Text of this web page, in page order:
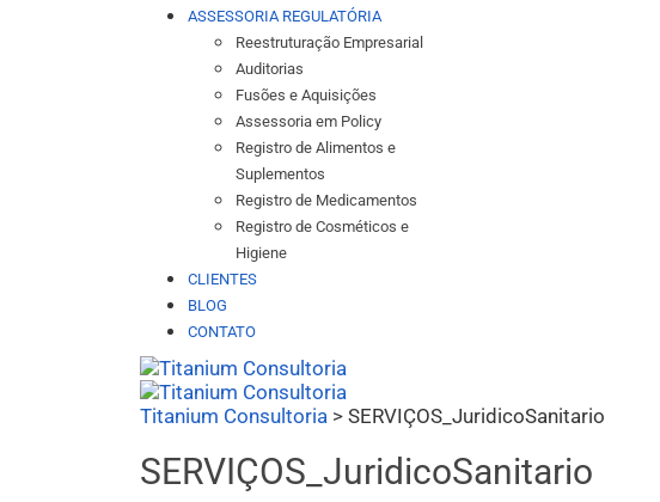
ASSESSORIA REGULATÓRIA
Reestruturação Empresarial
Auditorias
Fusões e Aquisições
Assessoria em Policy
Registro de Alimentos e
Suplementos
Registro de Medicamentos
Registro de Cosméticos e
Higiene
CLIENTES
BLOG
CONTATO
Titanium Consultoria > SERVIÇOS_JuridicoSanitario
SERVIÇOS_JuridicoSanitario